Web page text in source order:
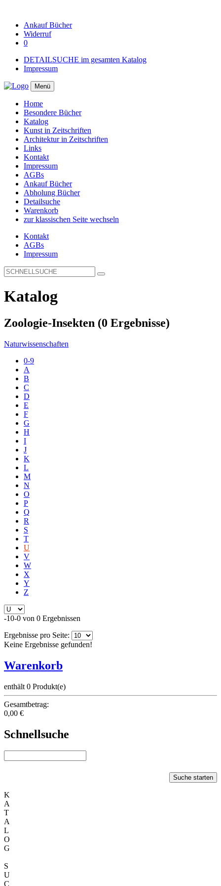
AnkaufBücher
Widerruf
0
DETAILSUCHE im gesamten Katalog
Impressum
Menü
Home
Besondere Bücher
Katalog
Kunst in Zeitschriften
Architektur in Zeitschriften
Links
Kontakt
Impressum
AGBs
Ankauf Bücher
Abholung Bücher
Detailsuche
Warenkorb
zur klassischen Seite wechseln
Kontakt
AGBs
Impressum
Katalog
Zoologie-Insekten (0 Ergebnisse)
Naturwissenschaften
0-9
A
B
C
D
E
F
G
H
I
J
K
L
M
N
O
P
Q
R
S
T
U
V
W
X
Y
Z
-10-0 von 0 Ergebnissen
Ergebnisse pro Seite:
Keine Ergebnisse gefunden!
Warenkorb
enthält 0 Produkt(e)
Gesamtbetrag:
0,00 €
Schnellsuche
Suche starten
K
A
T
A
L
O
G
S
U
C